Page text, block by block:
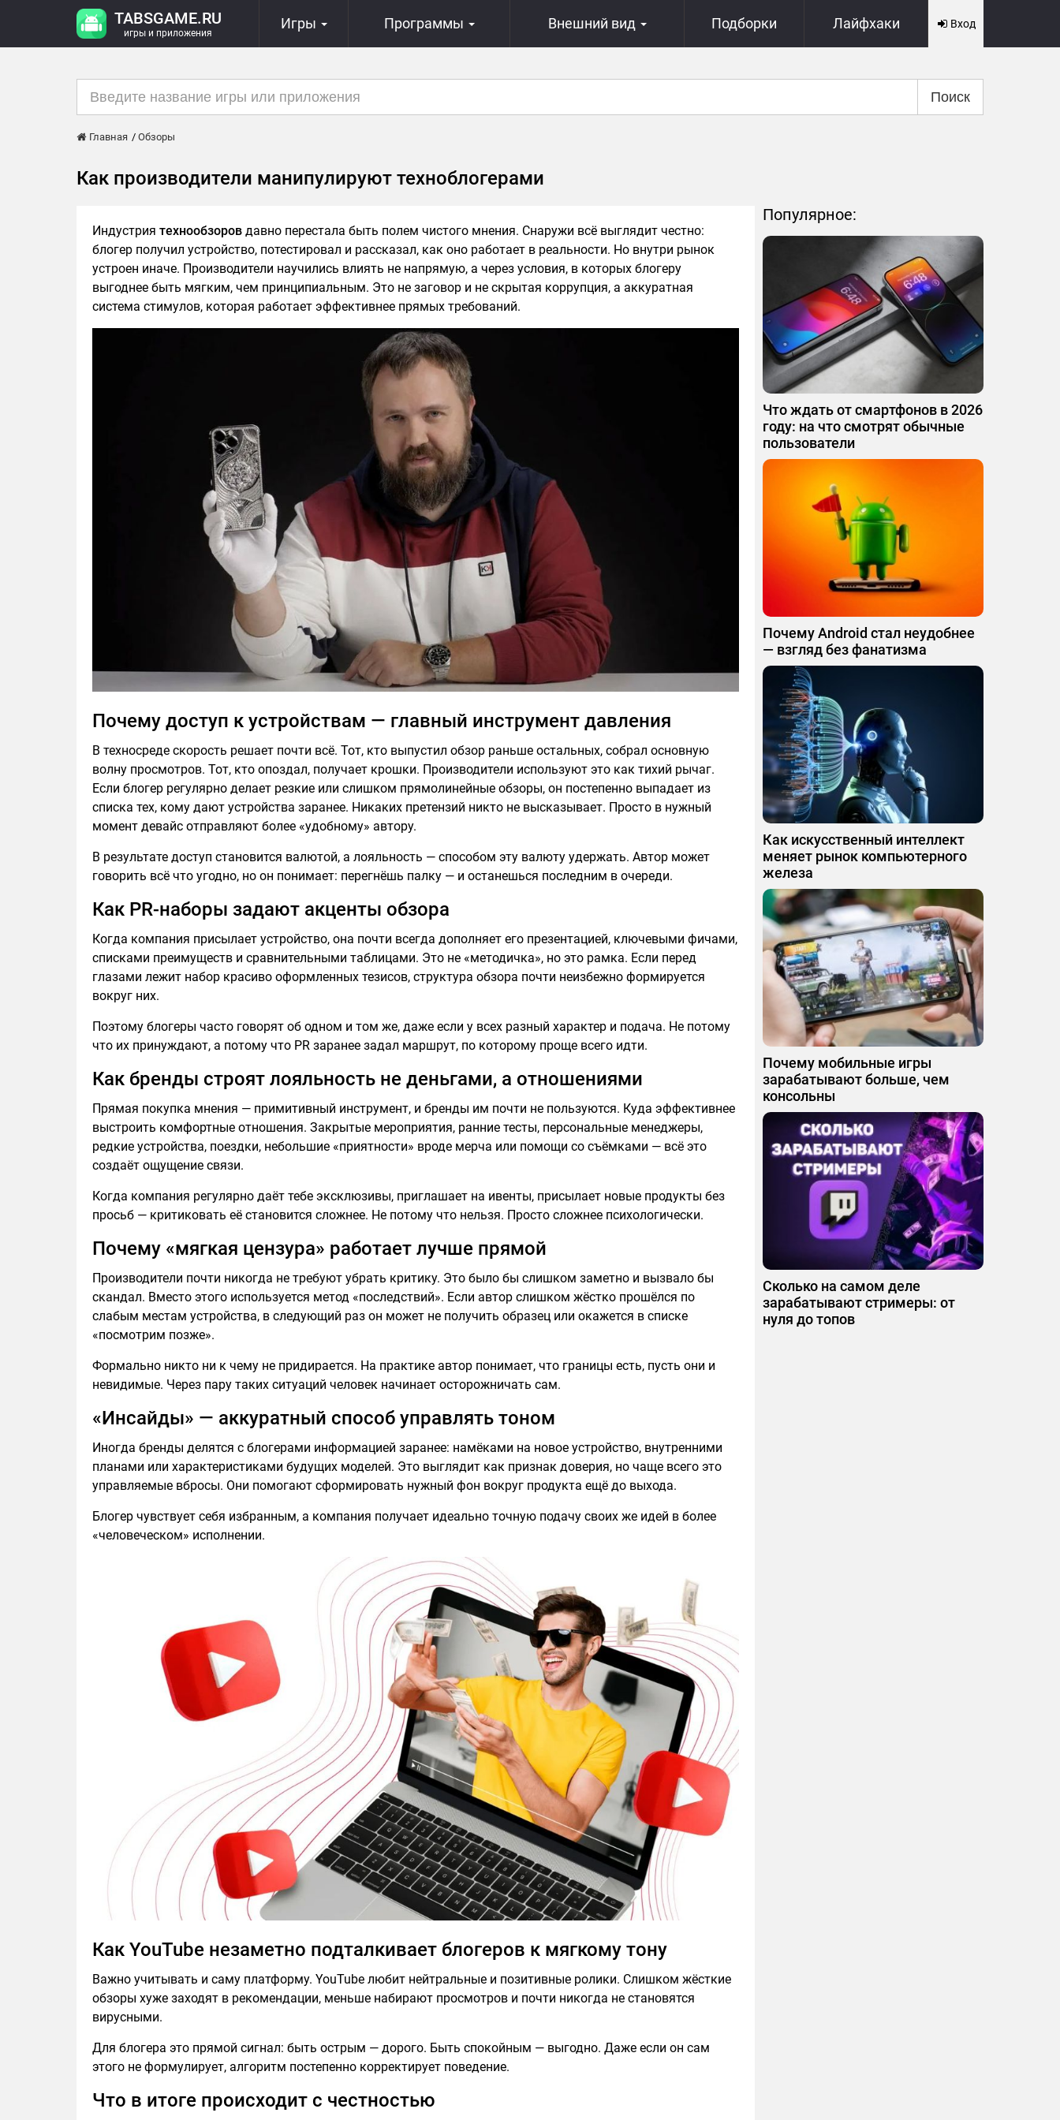
TABSGAME.RU
игры и приложения
Игры Программы Внешний вид Подборки Лайфхаки Вход
Поиск
Главная Обзоры
Как производители манипулируют техноблогерами
Индустрия технообзоров давно перестала быть полем чистого мнения. Снаружи всё выглядит честно:
блогер получил устройство, потестировал и рассказал, как оно работает в реальности. Но внутри рынок
устроен иначе. Производители научились влиять не напрямую, а через условия, в которых блогеру
выгоднее быть мягким, чем принципиальным. Это не заговор и не скрытая коррупция, а аккуратная
система стимулов, которая работает эффективнее прямых требований.
Почему доступ к устройствам — главный инструмент давления
В техносреде скорость решает почти всё. Тот, кто выпустил обзор раньше остальных, собрал основную
волну просмотров. Тот, кто опоздал, получает крошки. Производители используют это как тихий рычаг.
Если блогер регулярно делает резкие или слишком прямолинейные обзоры, он постепенно выпадает из
списка тех, кому дают устройства заранее. Никаких претензий никто не высказывает. Просто в нужный
момент девайс отправляют более «удобному» автору.
В результате доступ становится валютой, а лояльность — способом эту валюту удержать. Автор может
говорить всё что угодно, но он понимает: перегнёшь палку — и останешься последним в очереди.
Как PR-наборы задают акценты обзора
Когда компания присылает устройство, она почти всегда дополняет его презентацией, ключевыми фичами,
списками преимуществ и сравнительными таблицами. Это не «методичка», но это рамка. Если перед
глазами лежит набор красиво оформленных тезисов, структура обзора почти неизбежно формируется
вокруг них.
Поэтому блогеры часто говорят об одном и том же, даже если у всех разный характер и подача. Не потому
что их принуждают, а потому что PR заранее задал маршрут, по которому проще всего идти.
Как бренды строят лояльность не деньгами, а отношениями
Прямая покупка мнения — примитивный инструмент, и бренды им почти не пользуются. Куда эффективнее
выстроить комфортные отношения. Закрытые мероприятия, ранние тесты, персональные менеджеры,
редкие устройства, поездки, небольшие «приятности» вроде мерча или помощи со съёмками — всё это
создаёт ощущение связи.
Когда компания регулярно даёт тебе эксклюзивы, приглашает на ивенты, присылает новые продукты без
просьб — критиковать её становится сложнее. Не потому что нельзя. Просто сложнее психологически.
Почему «мягкая цензура» работает лучше прямой
Производители почти никогда не требуют убрать критику. Это было бы слишком заметно и вызвало бы
скандал. Вместо этого используется метод «последствий». Если автор слишком жёстко прошёлся по
слабым местам устройства, в следующий раз он может не получить образец или окажется в списке
«посмотрим позже».
Формально никто ни к чему не придирается. На практике автор понимает, что границы есть, пусть они и
невидимые. Через пару таких ситуаций человек начинает осторожничать сам.
«Инсайды» — аккуратный способ управлять тоном
Иногда бренды делятся с блогерами информацией заранее: намёками на новое устройство, внутренними
планами или характеристиками будущих моделей. Это выглядит как признак доверия, но чаще всего это
управляемые вбросы. Они помогают сформировать нужный фон вокруг продукта ещё до выхода.
Блогер чувствует себя избранным, а компания получает идеально точную подачу своих же идей в более
«человеческом» исполнении.
Как YouTube незаметно подталкивает блогеров к мягкому тону
Важно учитывать и саму платформу. YouTube любит нейтральные и позитивные ролики. Слишком жёсткие
обзоры хуже заходят в рекомендации, меньше набирают просмотров и почти никогда не становятся
вирусными.
Для блогера это прямой сигнал: быть острым — дорого. Быть спокойным — выгодно. Даже если он сам
этого не формулирует, алгоритм постепенно корректирует поведение.
Что в итоге происходит с честностью
Популярное:
Что ждать от смартфонов в 2026
году: на что смотрят обычные
пользователи
Почему Android стал неудобнее
— взгляд без фанатизма
Как искусственный интеллект
меняет рынок компьютерного
железа
Почему мобильные игры
зарабатывают больше, чем
консольны
Сколько на самом деле
зарабатывают стримеры: от
нуля до топов